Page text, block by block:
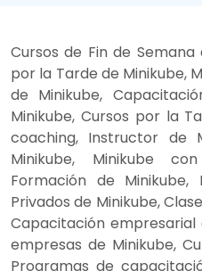
Cursos de Fin de
por la Tarde de Minikube,
de Minikube,
Minikube, Cursos por la
coaching, Instructor de
Minikube, Minikube
Formación de Minikube,
Privados de Minikube,
Capacitación empresarial
empresas de Minikube,
Programas de